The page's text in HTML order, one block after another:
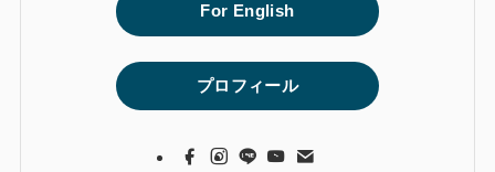
For English
プロフィール